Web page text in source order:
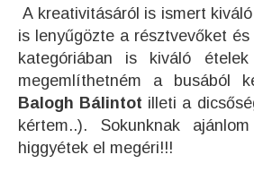
A kreativitásáról is ismert
is lenyűgözte a résztvevőket
kategóriában is kiváló
megemlíthetném a busából
Balogh Bálintot illeti a
kértem..). Sokunknak
higgyétek el megéri!!!